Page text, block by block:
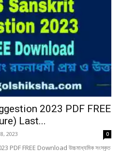
2023 PDF FREE
Last...
2023 0
FREE Download উচ্চমাধ্যমিক সংস্কৃত